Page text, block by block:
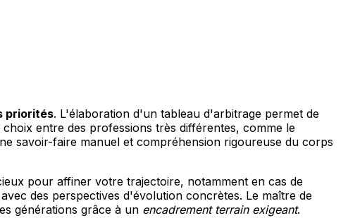
priorités. L'élaboration d'un tableau d'arbitrage permet de
entre des professions très différentes, comme le
savoir-faire manuel et compréhension rigoureuse du corps
pour affiner votre trajectoire, notamment en cas de
des perspectives d'évolution concrètes. Le maître de
générations grâce à un encadrement terrain exigeant.